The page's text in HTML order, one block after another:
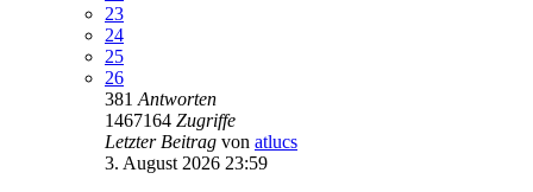
23
24
25
26
381 Antworten
1467164 Zugriffe
Letzter Beitrag von atlucs
3. August 2026 23:59